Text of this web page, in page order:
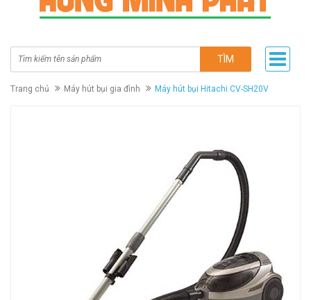
TÌM
Trang chủ Máy hút bụi gia đình Máy hút bụi Hitachi CV-SH20V